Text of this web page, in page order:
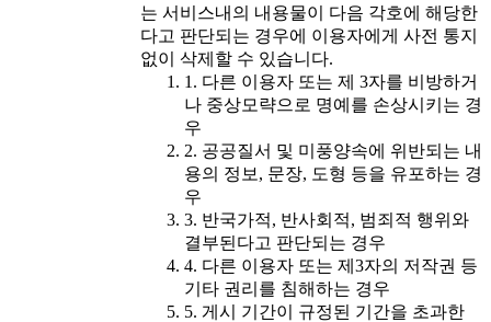
는 서비스내의 내용물이 다음 각호에 해당한
다고 판단되는 경우에 이용자에게 사전 통지
없이 삭제할 수 있습니다.
1. 다른 이용자 또는 제 3자를 비방하거
나 중상모략으로 명예를 손상시키는 경
우
2. 공공질서 및 미풍양속에 위반되는 내
용의 정보, 문장, 도형 등을 유포하는 경
우
3. 반국가적, 반사회적, 범죄적 행위와
결부된다고 판단되는 경우
4. 다른 이용자 또는 제3자의 저작권 등
기타 권리를 침해하는 경우
5. 게시 기간이 규정된 기간을 초과한